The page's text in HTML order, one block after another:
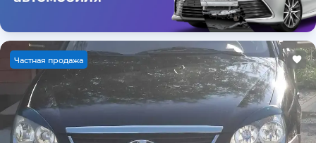
Частная продажа